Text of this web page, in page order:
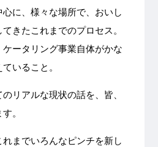
に、様々な場所で、おいし
きたこれまでのプロセス。
ータリング事業自体がかな
いること。
リアルな現状の話を、皆、
。
れまでいろんなピンチを新し